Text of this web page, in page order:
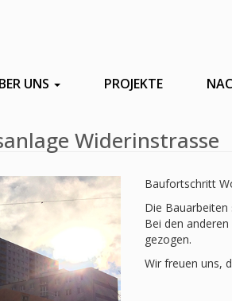
UNS PROJEKTE
Widerinstrasse
Baufortschritt
Die
Bei den
gezogen.
Wir freuen uns,